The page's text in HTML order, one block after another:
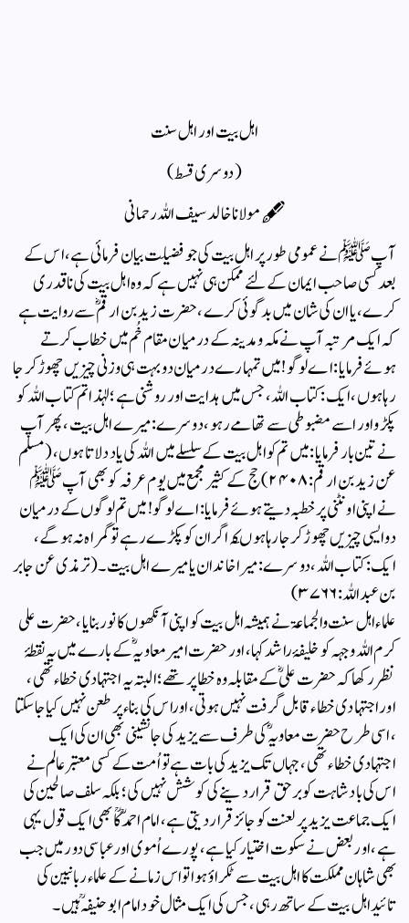
اہل بیت اور اہل سنت
(دوسری قسط)
🖋مولانا خالد سیف اللہ رحمانی
آپ ﷺ نے عمومی طور پر اہل بیت کی جو فضیلت بیان فرمائی ہے ، اس کے
بعد کسی صاحب ایمان کے لئے ممکن ہی نہیں ہے کہ وہ اہل بیت کی ناقدری
کرے ، یا ان کی شان میں بدگوئی کرے ، حضرت زید بن ارقمؓ سے روایت ہے
کہ ایک مرتبہ آپ نے مکہ ومدینہ کے درمیان مقام خُم میں خطاب کرتے
ہوئے فرمایا : اے لوگو ! میں تمہارے درمیان دو بہت ہی وزنی چیزیں چھوڑ کر جا
رہا ہوں ، ایک : کتاب اللہ ، جس میں ہدایت اور روشنی ہے ؛ لہٰذا تم کتاب اللہ کو
پکڑو اور اسے مضبوطی سے تھامے رہو ، دوسرے : میرے اہل بیت ، پھر آپ
نے تین بار فرمایا : میں تم کو اہل بیت کے سلسلے میں اللہ کی یاد دلاتا ہوں ، (مسلم
عن زید بن ارقم: ۲۴۰۸) حج کے کثیر مجمع میں یوم عرفہ کو بھی آپ ﷺ
نے اپنی اونٹنی پر خطبہ دیتے ہوئے فرمایا : اے لوگو ! میں تم لوگوں کے درمیان
دو ایسی چیزیں چھوڑ کر جا رہا ہوںکہ اگر ان کو پکڑے رہے تو گمراہ نہ ہوگے ،
ایک : کتاب اللہ ، دوسرے : میرا خاندان یا میرے اہل بیت ۔ (ترمذی عن جابر
بن عبداللہ: ۳۷۶۶)
علماء اہل سنت والجماعۃ نے ہمیشہ اہل بیت کو اپنی آنکھوں کا نور بنایا، حضرت علی
کرم اللہ وجہہ کو خلیفۂ راشد کہا ، اور حضرت امیر معاویہ ؓ کے بارے میں یہ نقطۂ
نظر رکھا کہ حضرت علیؓ کے مقابلہ وہ خطا پر تھے ؛ البتہ یہ اجتہادی خطاء تھی ،
اور اجتہادی خطاء قابل گرفت نہیں ہوتی ، اوراس کی بناء پر طعن نہیں کیا جا سکتا
، اسی طرح حضرت معاویہؓ کی طرف سے یزید کی جانشینی بھی ان کی ایک
اجتہادی خطاء تھی ، جہاں تک یزید کی بات ہے تو اُمت کے کسی معتبر عالم نے
اس کی بادشاہت کو برحق قرار دینے کی کوشش نہیں کی ؛ بلکہ سلف صالحین کی
ایک جماعت یزید پر لعنت کو جائز قرار دیتی ہے ، امام احمد ؒؒ کا بھی ایک قول یہی
ہے ، اور بعض نے سکوت اختیار کیا ہے ، پورے اُموی اور عباسی دور میں جب
بھی شاہان مملکت کا اہل بیت سے ٹکراؤ ہوا تو اس زمانے کے علماء ربانیین کی
تائید اہل بیت کے ساتھ رہی ، جس کی ایک مثال خود امام ابو حنیفہؒ ہیں ۔